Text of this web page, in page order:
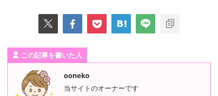
この記事を書いた人
ooneko
当サイトのオーナーです